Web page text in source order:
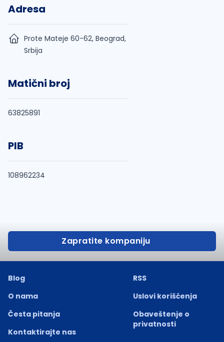
Adresa
Prote Mateje 60-62, Beograd,
Srbija
Matični broj
63825891
PIB
108962234
Zapratite kompaniju
Blog
O nama
Česta pitanja
Kontaktirajte nas
RSS
Uslovi korišćenja
Obaveštenje o
privatnosti